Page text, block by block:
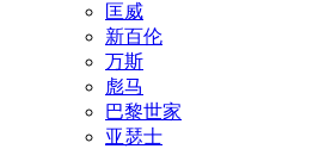
匡威
新百伦
万斯
彪马
巴黎世家
亚瑟士